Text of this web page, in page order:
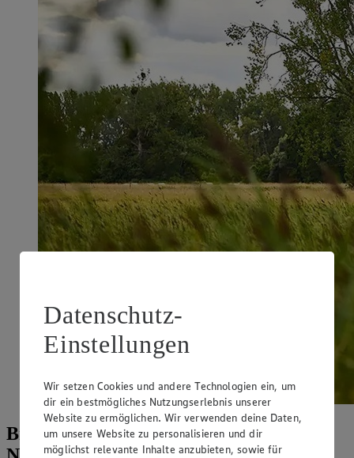
Bruchwiesen Büttelborn – artenreiches
Datenschutz-
Einstellungen
Wir setzen Cookies und andere Technologien ein, um
dir ein bestmögliches Nutzungserlebnis unserer
Website zu ermöglichen. Wir verwenden deine Daten,
um unsere Website zu personalisieren und dir
möglichst relevante Inhalte anzubieten, sowie für